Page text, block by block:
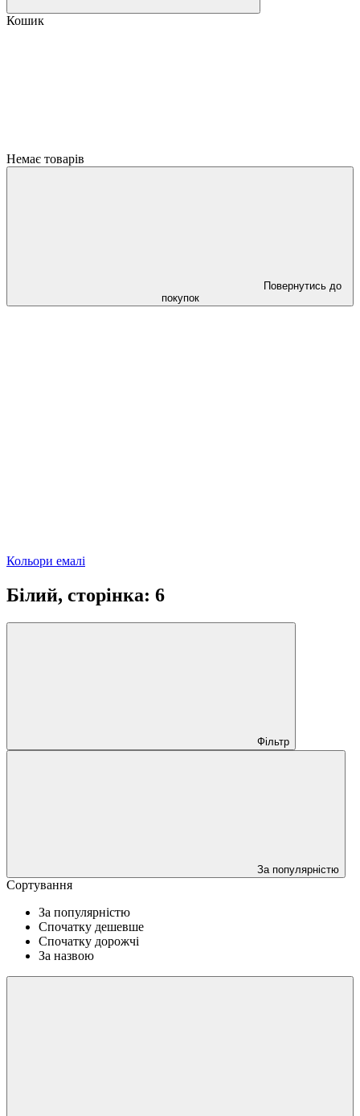
Кошик
Немає товарів
Повернутись до
покупок
Кольори емалі
Білий, сторінка: 6
Фільтр
За популярністю
Сортування
За популярністю
Спочатку дешевше
Спочатку дорожчі
За назвою